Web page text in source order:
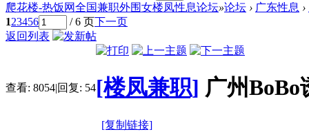
爬花楼-热饭网全国兼职外围女楼凤性息论坛»论坛 › 广东性息 ›
123456 / 6 页下一页
返回列表
查看: 8054|回复: 54[楼凤兼职] 广州BoBo
[复制链接]